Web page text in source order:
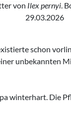
von Ilex pernyi.
29.03.2026
schon
unbekannten
winterhart. Die